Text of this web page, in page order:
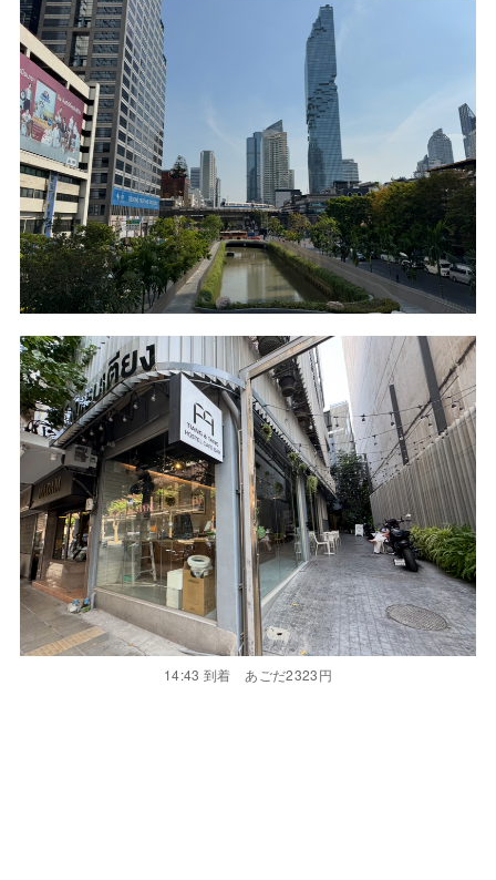
14:43 到着 あごだ2323円